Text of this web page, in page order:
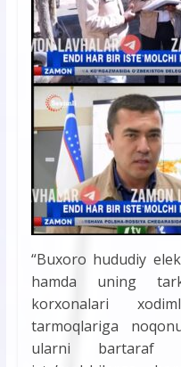
“Buxoro hududiy
hamda uning
korxonalari
tarmoqlariga
ularni bartaraf